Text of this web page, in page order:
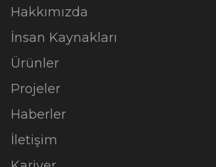
Hakkımızda
İnsan Kaynakları
Ürünler
Projeler
Haberler
İletişim